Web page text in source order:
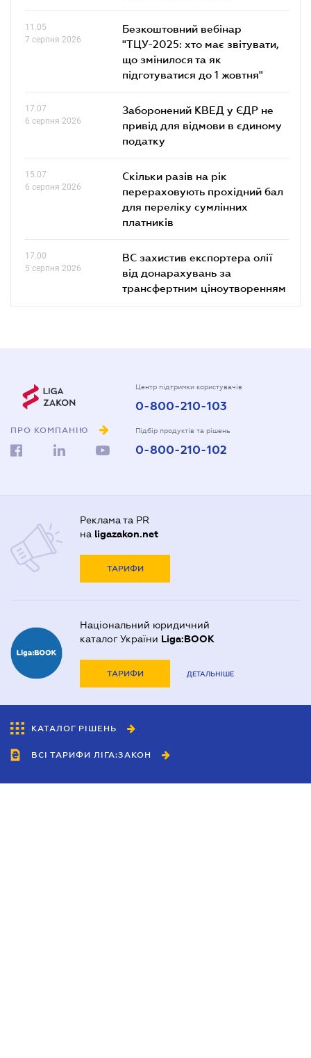
11.05
7 серпня 2026
Безкоштовний вебінар
"ТЦУ-2025: хто має звітувати,
що змінилося та як
підготуватися до 1 жовтня"
17.07
6 серпня 2026
Заборонений КВЕД у ЄДР не
привід для відмови в єдиному
податку
15.07
6 серпня 2026
Скільки разів на рік
перераховують прохідний бал
для переліку сумлінних
платників
17.00
5 серпня 2026
ВС захистив експортера олії
від донарахувань за
трансфертним ціноутворенням
ПРО КОМПАНІЮ
Центр підтримки користувачів
0-800-210-103
Підбір продуктів та рішень
0-800-210-102
Реклама та PR
на ligazakon.net
ТАРИФИ
Національний юридичний
каталог України Liga:BOOK
ТАРИФИ ДЕТАЛЬНІШЕ
КАТАЛОГ РІШЕНЬ
ВСІ ТАРИФИ ЛІГА:ЗАКОН